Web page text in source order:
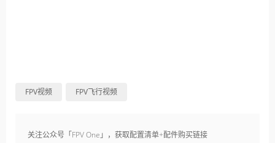
FPV视频 FPV飞行视频
关注公众号「FPV One」，获取配置清单+配件购买链接